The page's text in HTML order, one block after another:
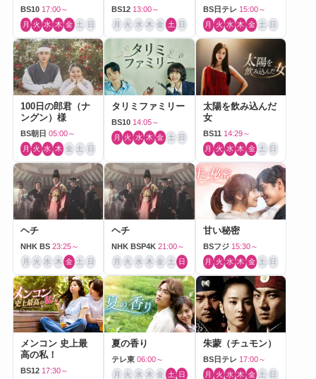
BS10 17:00～
月 火 水 木 金 土 日
BS12 13:00～
月 火 水 木 金 土 日
BS日テレ 15:00～
月 火 水 木 金 土 日
100日の郎君（ナ
ングン）様
BS朝日 05:00～
月 火 水 木 金 土 日
タリミファミリー
BS10 14:05～
月 火 水 木 金 土 日
太陽を飲み込んだ
女
BS11 14:29～
月 火 水 木 金 土 日
ヘチ
NHK BS 23:25～
月 火 水 木 金 土 日
ヘチ
NHK BSP4K 21:00～
月 火 水 木 金 土 日
甘い秘密
BSフジ 15:30～
月 火 水 木 金 土 日
メンコン 史上最
高の私！
BS12 17:30～
夏の香り
テレ東 06:00～
月 火 水 木 金 土 日
朱蒙（チュモン）
BS日テレ 17:00～
月 火 水 木 金 土 日